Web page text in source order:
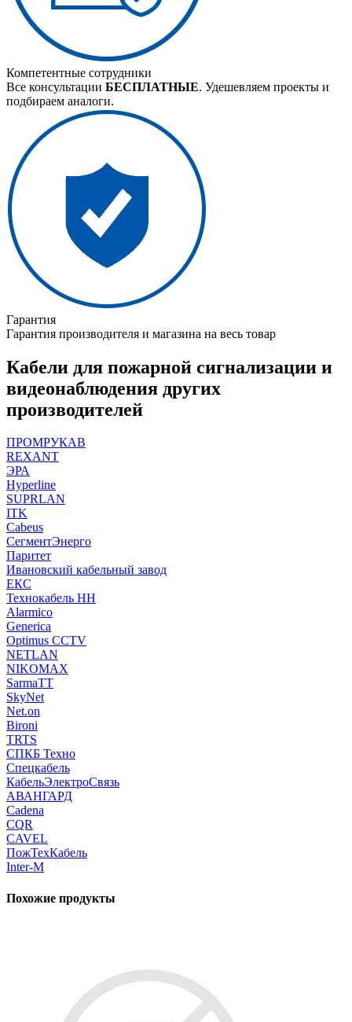
Компетентные сотрудники
Все консультации БЕСПЛАТНЫЕ. Удешевляем проекты и
подбираем аналоги.
Гарантия
Гарантия производителя и магазина на весь товар
Кабели для пожарной сигнализации и
видеонаблюдения других
производителей
ПРОМРУКАВ
REXANT
ЭРА
Hyperline
SUPRLAN
ITK
Cabeus
СегментЭнерго
Паритет
Ивановский кабельный завод
ЕКС
Технокабель НН
Alarmico
Generica
Optimus CCTV
NETLAN
NIKOMAX
SarmaTT
SkyNet
Net.on
Bironi
TRTS
СПКБ Техно
Спецкабель
КабельЭлектроСвязь
АВАНГАРД
Cadena
CQR
CAVEL
ПожТехКабель
Inter-M
Похожие продукты